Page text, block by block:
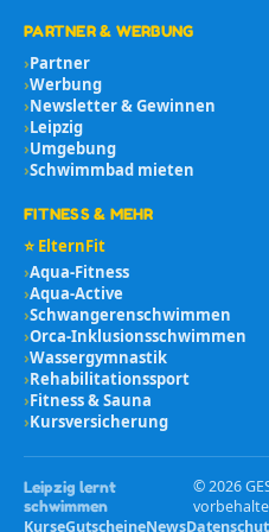
PARTNER & WERBUNG
›Partner
›Werbung
›Newsletter & Gewinnen
›Leipzig
›Umgebung
›Schwimmbad mieten
FITNESS & MEHR
⭐ ElternFit
›Aqua-Fitness
›Aqua-Active
›Schwangerenschwimmen
›Orca-Inklusionsschwimmen
›Wassergymnastik
›Rehabilitationssport
›Fitness & Sauna
›Kursversicherung
Leipzig lernt
schwimmen
©2026
KurseGutscheineNews